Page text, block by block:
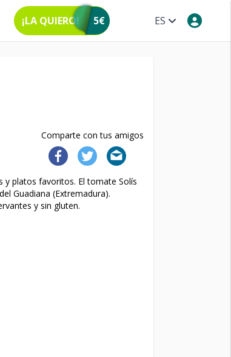
ES
¡LA QUIERO! 5€
Comparte con tus amigos
platos favoritos. El tomate Solís
Guadiana (Extremadura).
y sin gluten.